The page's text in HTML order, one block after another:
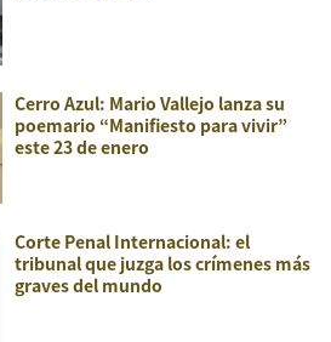
Cerro Azul: Mario Vallejo lanza su
poemario “Manifiesto para vivir”
este 23 de enero
Corte Penal Internacional: el
tribunal que juzga los crímenes más
graves del mundo